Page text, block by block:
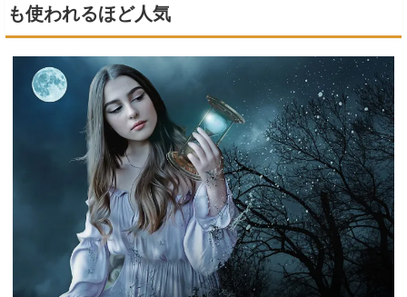
も使われるほど人気